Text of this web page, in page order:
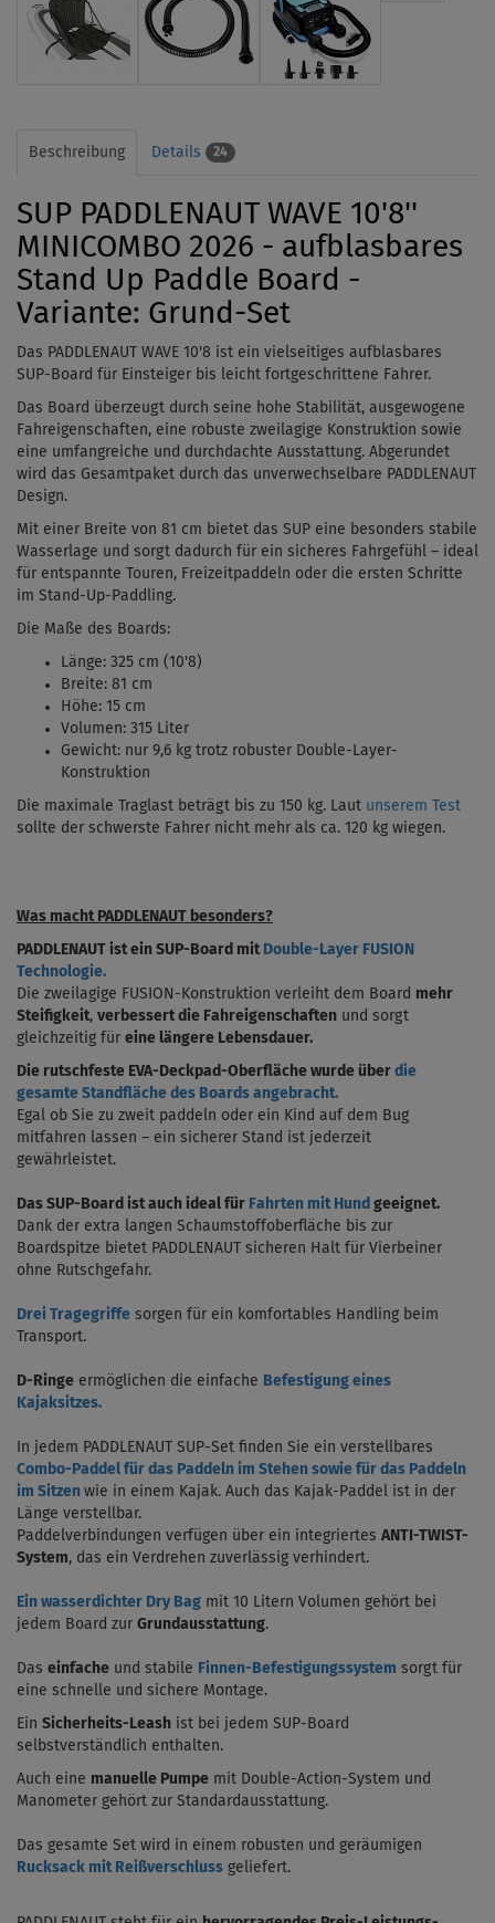
Beschreibung Details 24
SUP PADDLENAUT WAVE 10'8''
MINICOMBO 2026 - aufblasbares
Stand Up Paddle Board -
Variante: Grund-Set
Das PADDLENAUT WAVE 10'8 ist ein vielseitiges aufblasbares
SUP-Board für Einsteiger bis leicht fortgeschrittene Fahrer.
Das Board überzeugt durch seine hohe Stabilität, ausgewogene
Fahreigenschaften, eine robuste zweilagige Konstruktion sowie
eine umfangreiche und durchdachte Ausstattung. Abgerundet
wird das Gesamtpaket durch das unverwechselbare PADDLENAUT
Design.
Mit einer Breite von 81 cm bietet das SUP eine besonders stabile
Wasserlage und sorgt dadurch für ein sicheres Fahrgefühl – ideal
für entspannte Touren, Freizeitpaddeln oder die ersten Schritte
im Stand-Up-Paddling.
Die Maße des Boards:
Länge: 325 cm (10'8)
Breite: 81 cm
Höhe: 15 cm
Volumen: 315 Liter
Gewicht: nur 9,6 kg trotz robuster Double-Layer-
Konstruktion
Die maximale Traglast beträgt bis zu 150 kg. Laut unserem Test
sollte der schwerste Fahrer nicht mehr als ca. 120 kg wiegen.
Was macht PADDLENAUT besonders?
PADDLENAUT ist ein SUP-Board mit Double-Layer FUSION
Technologie.
Die zweilagige FUSION-Konstruktion verleiht dem Board mehr
Steifigkeit, verbessert die Fahreigenschaften und sorgt
gleichzeitig für eine längere Lebensdauer.
Die rutschfeste EVA-Deckpad-Oberfläche wurde über die
gesamte Standfläche des Boards angebracht.
Egal ob Sie zu zweit paddeln oder ein Kind auf dem Bug
mitfahren lassen – ein sicherer Stand ist jederzeit
gewährleistet.
Das SUP-Board ist auch ideal für Fahrten mit Hund geeignet.
Dank der extra langen Schaumstoffoberfläche bis zur
Boardspitze bietet PADDLENAUT sicheren Halt für Vierbeiner
ohne Rutschgefahr.
Drei Tragegriffe sorgen für ein komfortables Handling beim
Transport.
D-Ringe ermöglichen die einfache Befestigung eines
Kajaksitzes.
In jedem PADDLENAUT SUP-Set finden Sie ein verstellbares
Combo-Paddel für das Paddeln im Stehen sowie für das Paddeln
im Sitzen wie in einem Kajak. Auch das Kajak-Paddel ist in der
Länge verstellbar.
Paddelverbindungen verfügen über ein integriertes ANTI-TWIST-
System, das ein Verdrehen zuverlässig verhindert.
Ein wasserdichter Dry Bag mit 10 Litern Volumen gehört bei
jedem Board zur Grundausstattung.
Das einfache und stabile Finnen-Befestigungssystem sorgt für
eine schnelle und sichere Montage.
Ein Sicherheits-Leash ist bei jedem SUP-Board
selbstverständlich enthalten.
Auch eine manuelle Pumpe mit Double-Action-System und
Manometer gehört zur Standardausstattung.
Das gesamte Set wird in einem robusten und geräumigen
Rucksack mit Reißverschluss geliefert.